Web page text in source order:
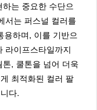
는 중요한 수단으
서는 퍼스널 컬러를
용하며, 이를 기반으
라이프스타일까지
, 쿨톤을 넘어 더욱
최적화된 컬러 팔
다.